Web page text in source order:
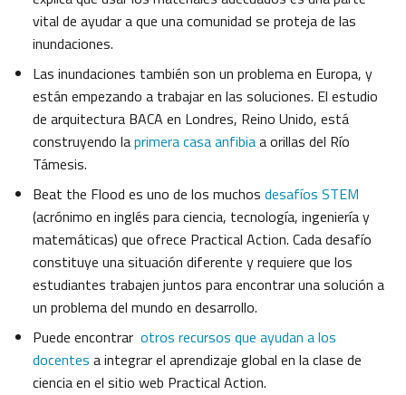
vital de ayudar a que una comunidad se proteja de las
inundaciones.
Las inundaciones también son un problema en Europa, y
están empezando a trabajar en las soluciones. El estudio
de arquitectura BACA en Londres, Reino Unido, está
construyendo laprimera casa anfibiaa orillas del Río
Támesis.
Beat the Flood es uno de los muchos desafíos STEM
(acrónimo en inglés para ciencia, tecnología, ingeniería y
matemáticas) que ofrece Practical Action. Cada desafío
constituye una situación diferente y requiere que los
estudiantes trabajen juntos para encontrar una solución a
un problema del mundo en desarrollo.
Puede encontrar otros recursos que ayudan a los
docentes a integrar el aprendizaje global en la clase de
ciencia en el sitio web Practical Action.